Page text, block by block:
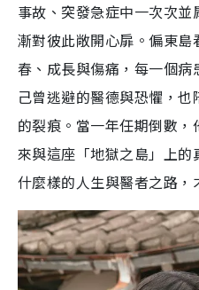
事故、突發急症中一次次
漸對彼此敞開心扉。偏東
春、成長與傷痛，每一個
己曾逃避的醫德與恐懼，
的裂痕。當一年任期倒數
來與這座「地獄之島」上
什麼樣的人生與醫者之路，